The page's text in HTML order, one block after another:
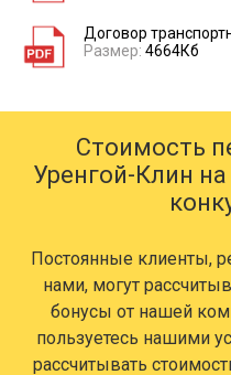
Договор
Размер: 4664Кб
Стоимость
Уренгой-Клин на
Постоянные клиенты,
нами, могут
бонусы от нашей
пользуетесь нашими
рассчитывать